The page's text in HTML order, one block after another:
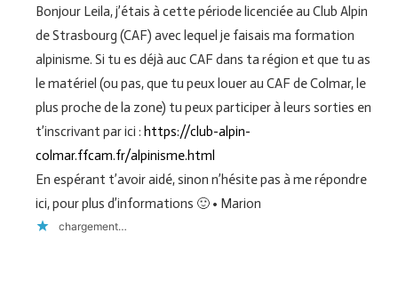
Bonjour Leila, j’étais à cette période licenciée au Club Alpin
de Strasbourg (CAF) avec lequel je faisais ma formation
alpinisme. Si tu es déjà auc CAF dans ta région et que tu as
le matériel (ou pas, que tu peux louer au CAF de Colmar, le
plus proche de la zone) tu peux participer à leurs sorties en
t’inscrivant par ici : https://club-alpin-
colmar.ffcam.fr/alpinisme.html
En espérant t’avoir aidé, sinon n’hésite pas à me répondre
ici, pour plus d’informations 🙂 • Marion
chargement…